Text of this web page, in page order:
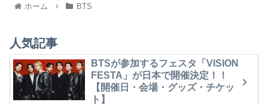
ホーム BTS
人気記事
BTSが参加するフェスタ「VISION
FESTA」が日本で開催決定！！
【開催日・会場・グッズ・チケッ
ト】